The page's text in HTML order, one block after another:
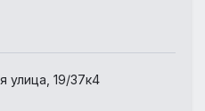
улица, 19/37к4